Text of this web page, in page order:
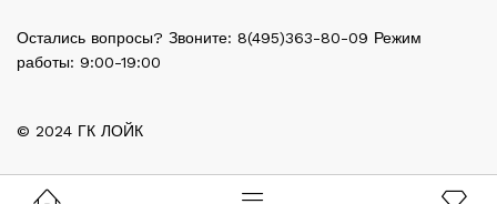
© 2024 ГК ЛОЙК
Остались вопросы? Звоните: 8(495)363-80-09 Режим
работы: 9:00-19:00